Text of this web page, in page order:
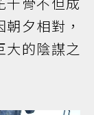
夕相對，
大的陰謀之